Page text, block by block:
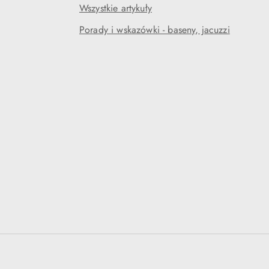
Wszystkie artykuły
Porady i wskazówki - baseny, jacuzzi